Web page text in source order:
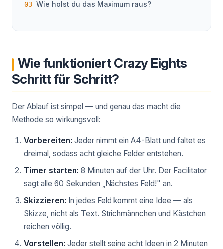
Wie holst du das Maximum raus?
Wie funktioniert Crazy Eights
Schritt für Schritt?
Der Ablauf ist simpel — und genau das macht die
Methode so wirkungsvoll:
Vorbereiten: Jeder nimmt ein A4-Blatt und faltet es
dreimal, sodass acht gleiche Felder entstehen.
Timer starten: 8 Minuten auf der Uhr. Der Facilitator
sagt alle 60 Sekunden „Nächstes Feld!" an.
Skizzieren: In jedes Feld kommt eine Idee — als
Skizze, nicht als Text. Strichmännchen und Kästchen
reichen völlig.
Vorstellen: Jeder stellt seine acht Ideen in 2 Minuten